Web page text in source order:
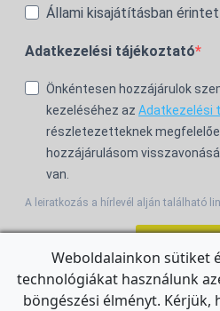
Állami kisajátításban
Adatkezelési tájékoztató
Önkéntesen hozzájárulok
kezeléséhez az Adatkezelési
részletezetteknek
hozzájárulásom
van.
A leiratkozás a hírlevél alján található
For the English Newsletter,
Weboldalainkon sütiket
technológiákat használunk
böngészési élményt. Kérjük,